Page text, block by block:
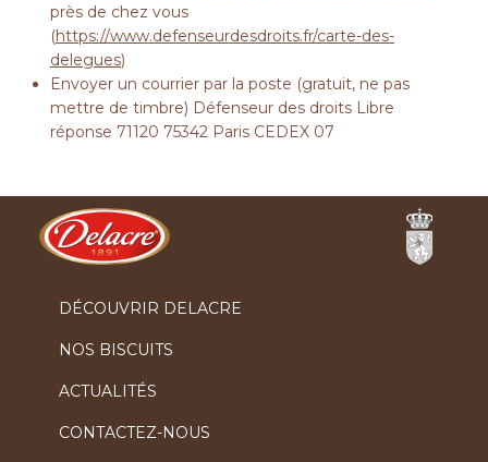
près de chez vous
(https://www.defenseurdesdroits.fr/carte-des-
delegues)
Envoyer un courrier par la poste (gratuit, ne pas
mettre de timbre) Défenseur des droits Libre
réponse 71120 75342 Paris CEDEX 07
DÉCOUVRIR DELACRE
NOS BISCUITS
ACTUALITÉS
CONTACTEZ-NOUS